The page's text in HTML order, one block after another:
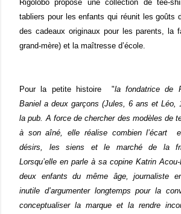
Rigolobo propose une collection de tee-
tabliers pour les enfants qui réunit les goûts
des cadeaux originaux pour les parents, la
grand-mère) et la maîtresse d’école.
Pour la petite histoire "la fondatrice de
Baniel a deux garçons (Jules, 6 ans et Léo,
la pub. A force de chercher des modèles de
à son aîné, elle réalise combien l’écart
désirs, les siens et le marché de la
Lorsqu’elle en parle à sa copine Katrin
deux enfants du même âge, journaliste
inutile d’argumenter longtemps pour la
conceptualiser la marque et la rendre